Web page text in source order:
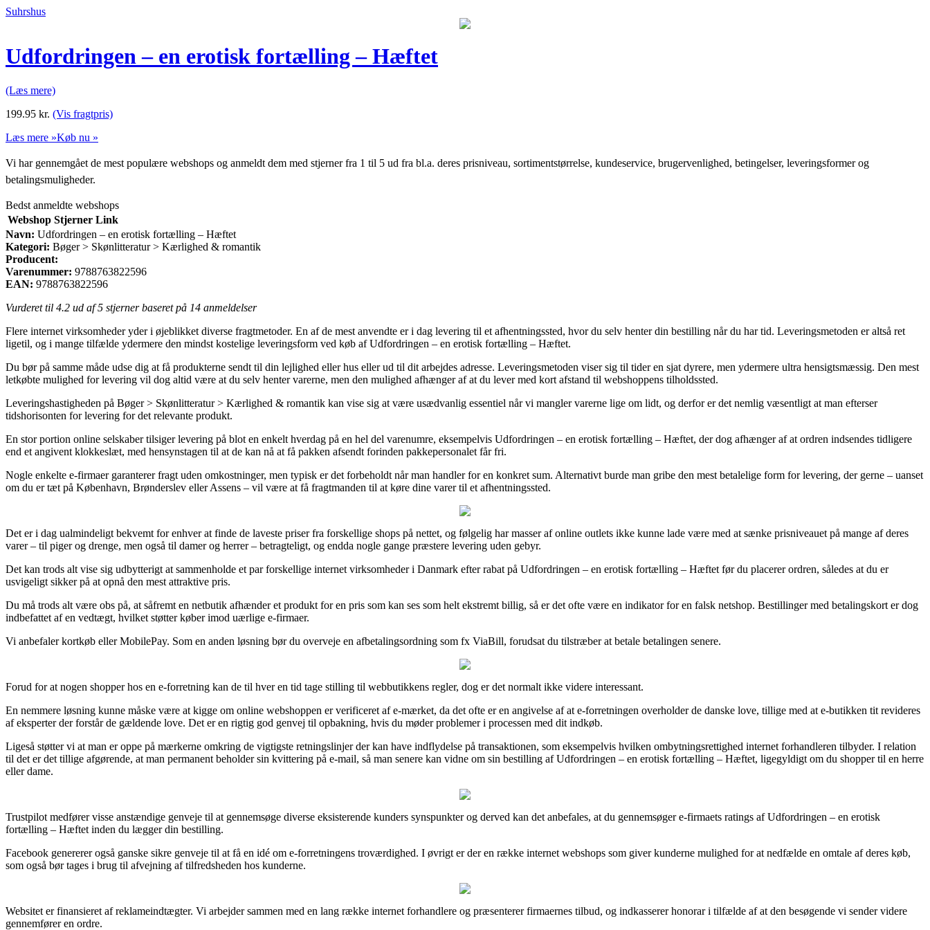
Suhrshus
Udfordringen – en erotisk fortælling – Hæftet
(Læs mere)
199.95 kr. (Vis fragtpris)
Læs mere »Køb nu »
Vi har gennemgået de mest populære webshops og anmeldt dem med stjerner fra 1 til 5 ud fra bl.a. deres prisniveau, sortimentstørrelse, kundeservice, brugervenlighed, betingelser, leveringsformer og
betalingsmuligheder.
Bedst anmeldte webshops
Webshop Stjerner Link
Navn: Udfordringen – en erotisk fortælling – Hæftet
Kategori: Bøger > Skønlitteratur > Kærlighed & romantik
Producent:
Varenummer: 9788763822596
EAN: 9788763822596
Vurderet til 4.2 ud af 5 stjerner baseret på 14 anmeldelser
Flere internet virksomheder yder i øjeblikket diverse fragtmetoder. En af de mest anvendte er i dag levering til et afhentningssted, hvor du selv henter din bestilling når du har tid. Leveringsmetoden er altså ret
ligetil, og i mange tilfælde ydermere den mindst kostelige leveringsform ved køb af Udfordringen – en erotisk fortælling – Hæftet.
Du bør på samme måde udse dig at få produkterne sendt til din lejlighed eller hus eller ud til dit arbejdes adresse. Leveringsmetoden viser sig til tider en sjat dyrere, men ydermere ultra hensigtsmæssig. Den mest
letkøbte mulighed for levering vil dog altid være at du selv henter varerne, men den mulighed afhænger af at du lever med kort afstand til webshoppens tilholdssted.
Leveringshastigheden på Bøger > Skønlitteratur > Kærlighed & romantik kan vise sig at være usædvanlig essentiel når vi mangler varerne lige om lidt, og derfor er det nemlig væsentligt at man efterser
tidshorisonten for levering for det relevante produkt.
En stor portion online selskaber tilsiger levering på blot en enkelt hverdag på en hel del varenumre, eksempelvis Udfordringen – en erotisk fortælling – Hæftet, der dog afhænger af at ordren indsendes tidligere
end et angivent klokkeslæt, med hensynstagen til at de kan nå at få pakken afsendt forinden pakkepersonalet får fri.
Nogle enkelte e-firmaer garanterer fragt uden omkostninger, men typisk er det forbeholdt når man handler for en konkret sum. Alternativt burde man gribe den mest betalelige form for levering, der gerne – uanset
om du er tæt på København, Brønderslev eller Assens – vil være at få fragtmanden til at køre dine varer til et afhentningssted.
Det er i dag ualmindeligt bekvemt for enhver at finde de laveste priser fra forskellige shops på nettet, og følgelig har masser af online outlets ikke kunne lade være med at sænke prisniveauet på mange af deres
varer – til piger og drenge, men også til damer og herrer – betragteligt, og endda nogle gange præstere levering uden gebyr.
Det kan trods alt vise sig udbytterigt at sammenholde et par forskellige internet virksomheder i Danmark efter rabat på Udfordringen – en erotisk fortælling – Hæftet før du placerer ordren, således at du er
usvigeligt sikker på at opnå den mest attraktive pris.
Du må trods alt være obs på, at såfremt en netbutik afhænder et produkt for en pris som kan ses som helt ekstremt billig, så er det ofte være en indikator for en falsk netshop. Bestillinger med betalingskort er dog
indbefattet af en vedtægt, hvilket støtter køber imod uærlige e-firmaer.
Vi anbefaler kortkøb eller MobilePay. Som en anden løsning bør du overveje en afbetalingsordning som fx ViaBill, forudsat du tilstræber at betale betalingen senere.
Forud for at nogen shopper hos en e-forretning kan de til hver en tid tage stilling til webbutikkens regler, dog er det normalt ikke videre interessant.
En nemmere løsning kunne måske være at kigge om online webshoppen er verificeret af e-mærket, da det ofte er en angivelse af at e-forretningen overholder de danske love, tillige med at e-butikken tit revideres
af eksperter der forstår de gældende love. Det er en rigtig god genvej til opbakning, hvis du møder problemer i processen med dit indkøb.
Ligeså støtter vi at man er oppe på mærkerne omkring de vigtigste retningslinjer der kan have indflydelse på transaktionen, som eksempelvis hvilken ombytningsrettighed internet forhandleren tilbyder. I relation
til det er det tillige afgørende, at man permanent beholder sin kvittering på e-mail, så man senere kan vidne om sin bestilling af Udfordringen – en erotisk fortælling – Hæftet, ligegyldigt om du shopper til en herre
eller dame.
Trustpilot medfører visse anstændige genveje til at gennemsøge diverse eksisterende kunders synspunkter og derved kan det anbefales, at du gennemsøger e-firmaets ratings af Udfordringen – en erotisk
fortælling – Hæftet inden du lægger din bestilling.
Facebook genererer også ganske sikre genveje til at få en idé om e-forretningens troværdighed. I øvrigt er der en række internet webshops som giver kunderne mulighed for at nedfælde en omtale af deres køb,
som også bør tages i brug til afvejning af tilfredsheden hos kunderne.
Websitet er finansieret af reklameindtægter. Vi arbejder sammen med en lang række internet forhandlere og præsenterer firmaernes tilbud, og indkasserer honorar i tilfælde af at den besøgende vi sender videre
gennemfører en ordre.